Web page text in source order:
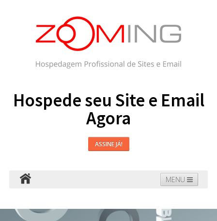
Hospede seu Site e Email
Agora
ASSINE JÁ!
MENU
Domínios Blog Suporte